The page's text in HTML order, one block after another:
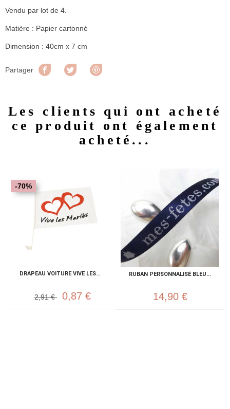
Vendu par lot de 4.
Matière : Papier cartonné
Dimension : 40cm x 7 cm
Partager Partager Tweet
Les clients qui ont acheté
ce produit ont également
acheté...
DRAPEAU VOITURE VIVE LES...
-70%
2,91 € 0,87 €
RUBAN PERSONNALISÉ BLEU...
14,90 €